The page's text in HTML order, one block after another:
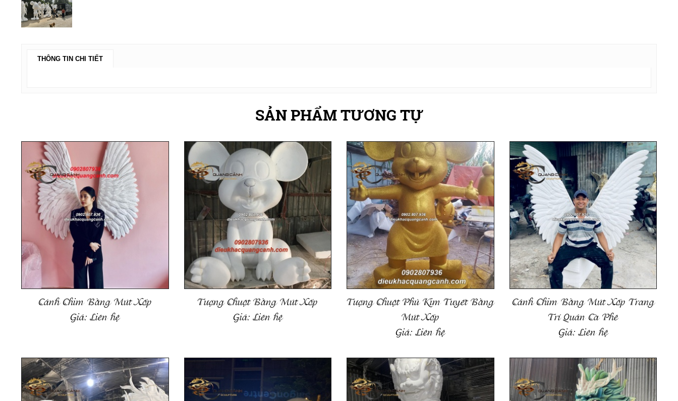
THÔNG TIN CHI TIẾT
SẢN PHẨM TƯƠNG TỰ
Cánh Chim Bằng Mút Xốp
Giá:Liên hệ
Tượng Chuột Bằng Mút Xốp
Giá:Liên hệ
Tượng Chuột Phủ Kim Tuyết Bằng
Mút Xốp
Giá:Liên hệ
Cánh Chim Bằng Mút Xốp Trang
Trí Quán Cà Phê
Giá:Liên hệ